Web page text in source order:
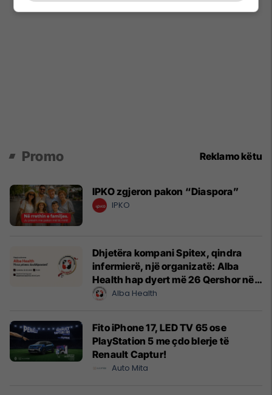
Promo Reklamo këtu
IPKO zgjeron pakon “Diaspora”
IPKO
Dhjetëra kompani Spitex, qindra
infermierë, një organizatë: Alba
Health hap dyert më 26 Qershor në
CyrihAlba Health
Fito iPhone 17, LED TV 65 ose
PlayStation 5 me çdo blerje të
Renault Captur!
Auto Mita